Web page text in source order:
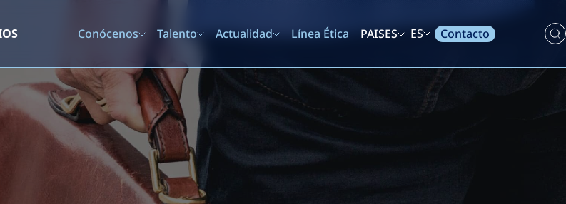
Conócenos Talento Actualidad Línea Ética PAISES ES Contacto